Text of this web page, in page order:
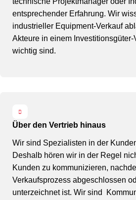
entsprechender Erfahrung. Wir
industrieller Equipment-Verkauf
Akteure in einem
wichtig sind.
Über den Vertrieb hinaus
Wir sind Spezialisten in der
Deshalb hören wir in der Regel
Kunden zu kommunizieren,
Verkaufsprozess abgeschlossen
unterzeichnet ist. Wir sind